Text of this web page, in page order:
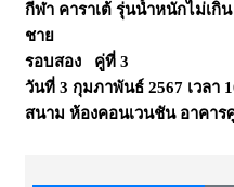
กีฬา คาราเต้ รุ่นน้ำหนักไม่เกิ
ชาย
รอบสอง คู่ที่ 3
วันที่ 3 กุมภาพันธ์ 2567 เวลา
สนาม ห้องคอนเวนชัน อาคา